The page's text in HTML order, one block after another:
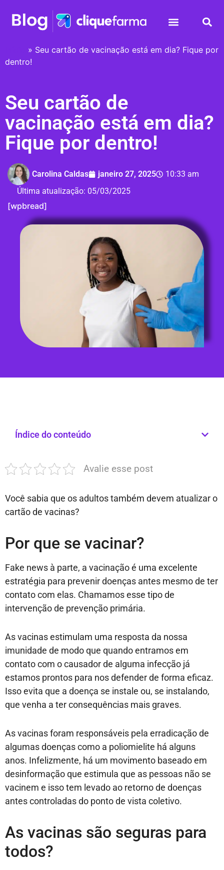
» Seu cartão de vacinação está em dia? Fique por
dentro!
Seu cartão de
vacinação está em dia?
Fique por dentro!
Carolina Caldas janeiro 27, 2025
10:33 am
Última atualização: 05/03/2025
[wpbread]
Índice do conteúdo
Avalie esse post
Você sabia que os adultos também devem atualizar o
cartão de vacinas?
Por que se vacinar?
Fake news à parte, a vacinação é uma excelente
estratégia para prevenir doenças antes mesmo de ter
contato com elas. Chamamos esse tipo de
intervenção de prevenção primária.
As vacinas estimulam uma resposta da nossa
imunidade de modo que quando entramos em
contato com o causador de alguma infecção já
estamos prontos para nos defender de forma eficaz.
Isso evita que a doença se instale ou, se instalando,
que venha a ter consequências mais graves.
As vacinas foram responsáveis pela erradicação de
algumas doenças como a poliomielite há alguns
anos. Infelizmente, há um movimento baseado em
desinformação que estimula que as pessoas não se
vacinem e isso tem levado ao retorno de doenças
antes controladas do ponto de vista coletivo.
As vacinas são seguras para
todos?